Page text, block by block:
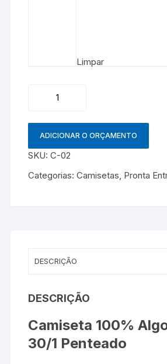
Limpar
quantidade
ADICIONAR O ORÇAMENTO
SKU:C-02
Categorias:Camisetas, Pronta
DESCRIÇÃO
DESCRIÇÃO
Camiseta 100%
30/1 Penteado